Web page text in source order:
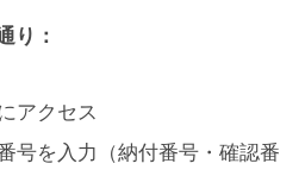
り：
アクセス
号を入力（納付番号・確認番